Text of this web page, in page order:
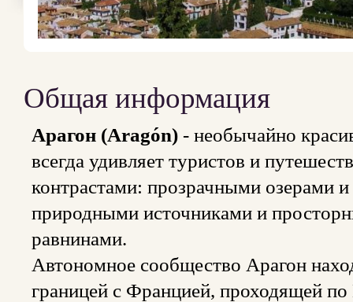
Общая информация
Арагон (Aragón) - необычайно
всегда удивляет туристов и
контрастами: прозрачными озерами
природными источниками и
равнинами.
Автономное сообщество Арагон
границей с Францией, проходящей